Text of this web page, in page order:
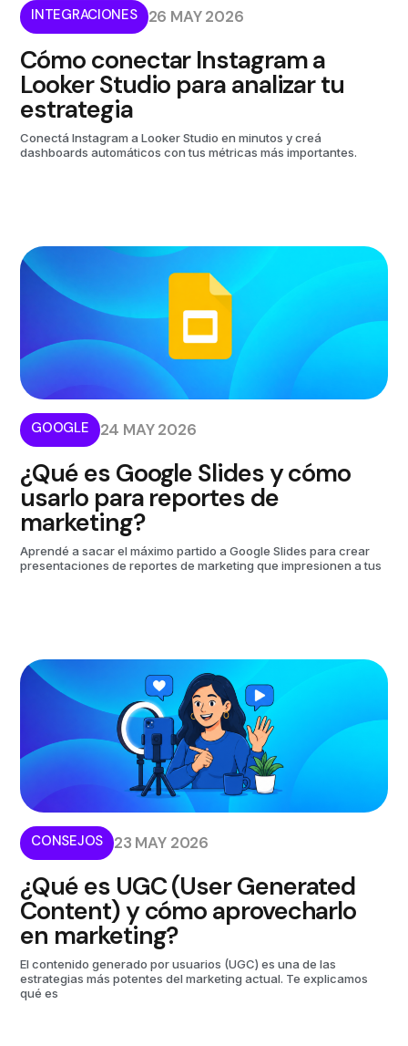
INTEGRACIONES 26 MAY 2026
Cómo conectar Instagram a
Looker Studio para analizar tu
estrategia
Conectá Instagram a Looker Studio en minutos y creá
dashboards automáticos con tus métricas más importantes.
GOOGLE 24 MAY 2026
¿Qué es Google Slides y cómo
usarlo para reportes de
marketing?
Aprendé a sacar el máximo partido a Google Slides para crear
presentaciones de reportes de marketing que impresionen a tus
CONSEJOS 23 MAY 2026
¿Qué es UGC (User Generated
Content) y cómo aprovecharlo
en marketing?
El contenido generado por usuarios (UGC) es una de las
estrategias más potentes del marketing actual. Te explicamos
qué es